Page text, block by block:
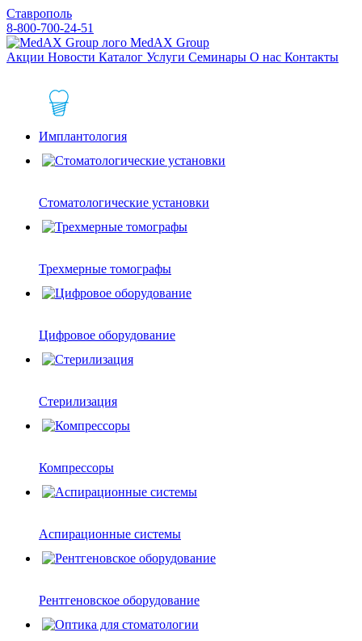
Ставрополь
8-800-700-24-51
MedAX Group
Акции Новости Каталог Услуги Семинары О нас Контакты
Имплантология
Стоматологические установки
Трехмерные томографы
Цифровое оборудование
Стерилизация
Компрессоры
Аспирационные системы
Рентгеновское оборудование